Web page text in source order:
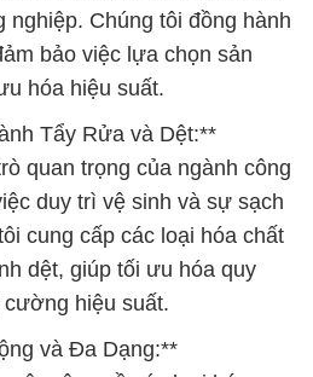
nghiệp. Chúng tôi đồng hành
bảo việc lựa chọn sản
hóa hiệu suất.
Tẩy Rửa và Dệt:**
quan trọng của ngành công
duy trì vệ sinh và sự sạch
cung cấp các loại hóa chất
dệt, giúp tối ưu hóa quy
hiệu suất.
và Đa Dạng:**